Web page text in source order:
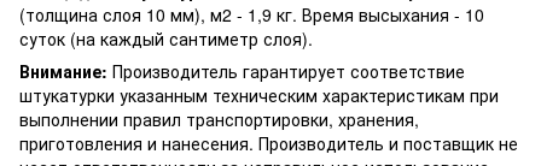
(толщина слоя 10 мм), м2 - 1,9 кг. Время высыхания - 10
суток (на каждый сантиметр слоя).
Внимание: Производитель гарантирует соответствие
штукатурки указанным техническим характеристикам при
выполнении правил транспортировки, хранения,
приготовления и нанесения. Производитель и поставщик не